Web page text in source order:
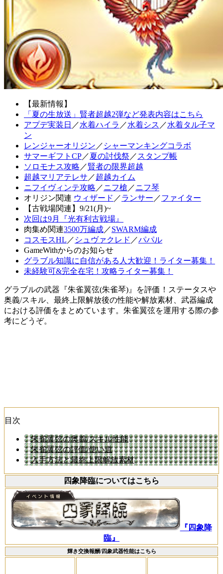
【最新情報】
「夏の生放送」賢者超越2弾など発表内容はこちら
アプデ実装日 ／水着ハイラ ／水着シス ／水着タル子マ
ン
レンジャーオリジン ／ シャーマンキングコラボ
サマーギフトCP／夏の討伐祭 ／ スタンプ帳
ソロモナス攻略 ／賢者の限界超越
超越マリアテレサ ／超越カイム
ニフイヴィンテ攻略 ／ニフ槍 ／ニフ琴
オリジン関連 ウィザード ／ランサー ／ファイター
【古戦場関連】9/21(月)~
次回は9月『光有利古戦場』
肉集め関連3500万編成／SWARM編成
コスモスHL ／ シュヴァクレド ／パパル
GameWithからのお知らせ
グラブル知識に自信がある人大歓迎！ライター募集！
未経験可&完全在宅！攻略ライター募集！
グラブルの武器『朱雀翼弦(朱雀琴)』を評価！ステータスや
奥義/スキル、最終上限解放後の性能や解放素材、武器編成
における評価をまとめています。朱雀翼弦を運用する際の参
考にどうぞ。
目次
朱雀翼弦の奥義/スキル性能
朱雀翼弦の評価/使い道
入手方法と最終上限解放素材
四象降臨についてはこちら
『四象降
臨』
輝き交換報酬/四象武器性能はこちら